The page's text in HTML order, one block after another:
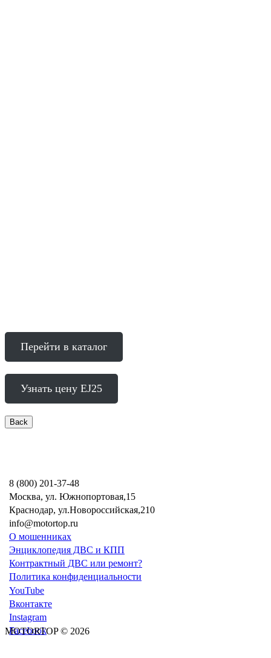
Перейти в каталог
Узнать цену EJ25
8 (800) 201-37-48
Москва, ул. Южнопортовая,15
Краснодар, ул.Новороссийская,210
info@motortop.ru
О мошенниках
Энциклопедия ДВС и КПП
Контрактный ДВС или ремонт?
Политика конфиденциальности
YouTube
Вконтакте
Instagram
Facebook
MOTORTOP © 2026